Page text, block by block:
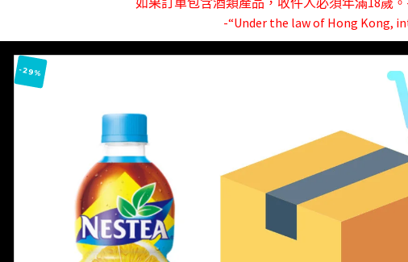
-“Under the law of Hong Kong,
-29%